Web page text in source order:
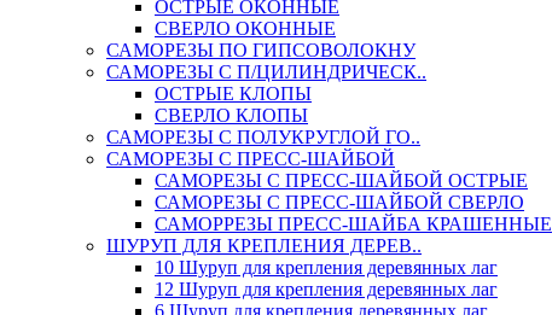
ОСТРЫЕ ОКОННЫЕ
СВЕРЛО ОКОННЫЕ
САМОРЕЗЫ ПО ГИПСОВОЛОКНУ
САМОРЕЗЫ С П/ЦИЛИНДРИЧЕСК..
ОСТРЫЕ КЛОПЫ
СВЕРЛО КЛОПЫ
САМОРЕЗЫ С ПОЛУКРУГЛОЙ ГО..
САМОРЕЗЫ С ПРЕСС-ШАЙБОЙ
САМОРЕЗЫ С ПРЕСС-ШАЙБОЙ ОСТРЫЕ
САМОРЕЗЫ С ПРЕСС-ШАЙБОЙ СВЕРЛО
САМОРРЕЗЫ ПРЕСС-ШАЙБА КРАШЕННЫЕ
ШУРУП ДЛЯ КРЕПЛЕНИЯ ДЕРЕВ..
10 Шуруп для крепления деревянных лаг
12 Шуруп для крепления деревянных лаг
6 Шуруп для крепления деревянных лаг